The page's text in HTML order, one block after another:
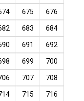
675 676
683 684
691 692
699 700
707 708
715 716